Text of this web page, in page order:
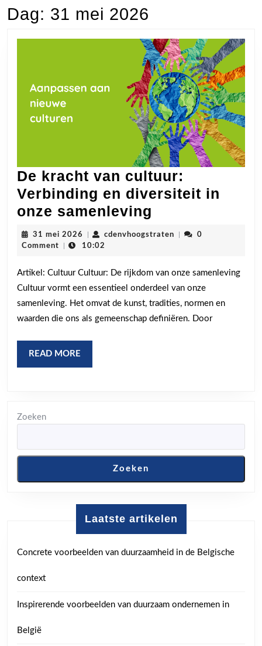
Dag: 31 mei 2026
De kracht van cultuur:
Verbinding en diversiteit in
onze samenleving
kracht
Verbinding
en
diversiteit
31 mei 2026 31
mei
cdenvhoogstraten cdenvhoogstraten
0
Comment
10:02
Artikel: Cultuur Cultuur: De rijkdom van onze samenleving
Cultuur vormt een essentieel onderdeel van onze
samenleving. Het omvat de kunst, tradities, normen en
waarden die ons als gemeenschap definiëren. Door
READ MORE
MORE
Zoeken
Zoeken
Laatste artikelen
Concrete voorbeelden van duurzaamheid in de Belgische
context
Inspirerende voorbeelden van duurzaam ondernemen in
België